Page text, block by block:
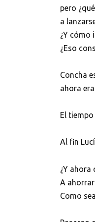
pero
a
¿Y cómo
¿Eso
Concha
ahora
El
Al fin
¿Y ahora
A
Como